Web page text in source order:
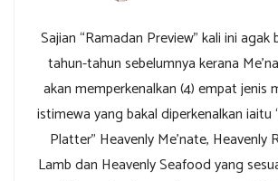
Sajian “Ramadan Preview” kali ini agak
tahun-tahun sebelumnya kerana
akan memperkenalkan (4) empat jenis
istimewa yang bakal diperkenalkan
Platter” Heavenly Me’nate, Heavenly
Lamb dan Heavenly Seafood yang